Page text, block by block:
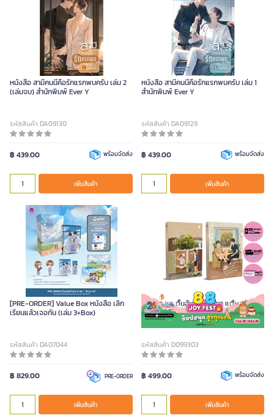
หนังสือ สามีคนนี้คือรักแรกพบครับ เล่ม 2
(เล่มจบ) สำนักพิมพ์ Ever Y
รหัสสินค้า DA09130
฿ 439.00 พร้อมจัดส่ง
เพิ่มสินค้า
หนังสือ สามีคนนี้คือรักแรกพบครับ เล่ม 1
สำนักพิมพ์ Ever Y
รหัสสินค้า DA09129
฿ 439.00 พร้อมจัดส่ง
เพิ่มสินค้า
[PRE-ORDER] Value Box หนังสือ เลิก
เรียนแล้วเจอกัน (เล่ม 3+Box)
รหัสสินค้า DA07044
฿ 829.00 PRE-ORDER
เพิ่มสินค้า
หนังสือ ชุด ต้นส้มอยู่บ้านเขา แต่ผลส้ม
หล่นมาบ้านเราตลอดเลย เล่ม 1-2 (2 เล่ม
จบ)
รหัสสินค้า D099303
฿ 499.00 พร้อมจัดส่ง
เพิ่มสินค้า